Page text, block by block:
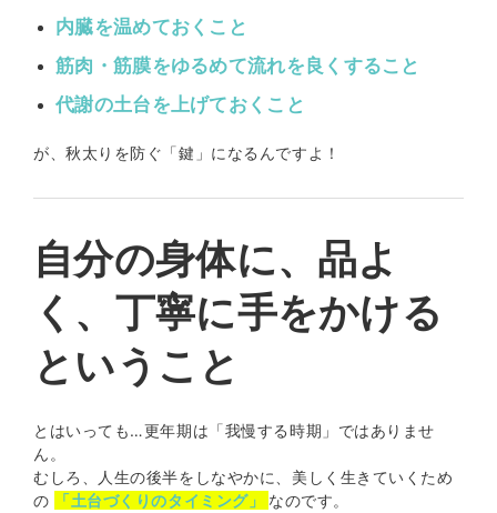
内臓を温めておくこと
筋肉・筋膜をゆるめて流れを良くすること
代謝の土台を上げておくこと
が、秋太りを防ぐ「鍵」になるんですよ！
自分の身体に、品よ
く、丁寧に手をかける
ということ
とはいっても…更年期は「我慢する時期」ではありませ
ん。
むしろ、人生の後半をしなやかに、美しく生きていくため
の
「土台づくりのタイミング」 なのです。